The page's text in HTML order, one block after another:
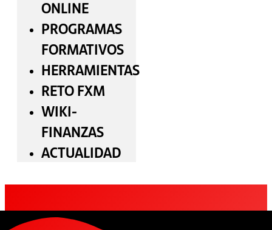
ONLINE
PROGRAMAS
FORMATIVOS
HERRAMIENTAS
RETO FXM
WIKI-
FINANZAS
ACTUALIDAD